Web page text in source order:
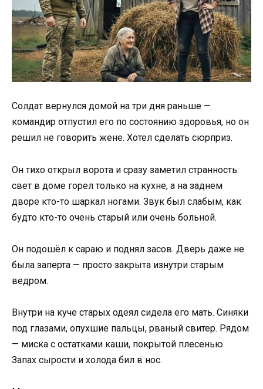
Солдат вернулся домой на три дня раньше —
командир отпустил его по состоянию здоровья, но он
решил не говорить жене. Хотел сделать сюрприз.
Он тихо открыл ворота и сразу заметил странность:
свет в доме горел только на кухне, а на заднем
дворе кто-то шаркал ногами. Звук был слабым, как
будто кто-то очень старый или очень больной.
Он подошёл к сараю и поднял засов. Дверь даже не
была заперта — просто закрыта изнутри старым
ведром.
Внутри на куче старых одеял сидела его мать. Синяки
под глазами, опухшие пальцы, рваный свитер. Рядом
— миска с остатками каши, покрытой плесенью.
Запах сырости и холода бил в нос.